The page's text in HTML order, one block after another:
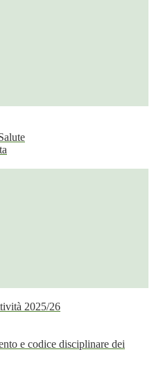
2025/26
e codice disciplinare dei